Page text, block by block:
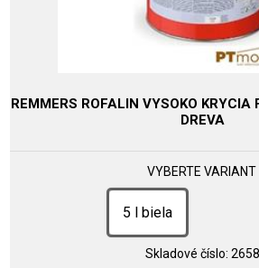
REMMERS ROFALIN VYSOKO
DREVA
VYBERTE VARIANT
5 l biela
Skladové číslo: 2658